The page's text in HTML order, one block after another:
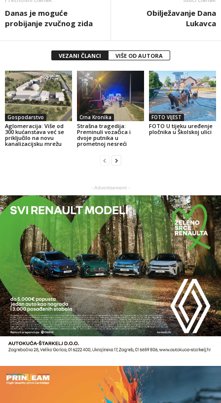
Danas je moguće
probijanje zvučnog zida
Obilježavanje Dana
Lukavca
VEZANI ČLANCI VIŠE OD AUTORA
Gospodarstvo
Aglomeracija: Više od
300 kućanstava već se
priključilo na novu
kanalizacijsku mrežu
Crna Kronika
Strašna tragedija:
Preminuli vozačica i
dvoje putnika u
prometnoj nesreći
FOTO VIJEST
FOTO U tijeku uređenje
pločnika u Školskoj ulici
- Advertisement -